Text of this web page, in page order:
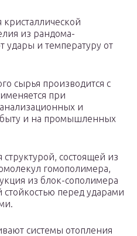
из рандома-
и температуру от
сырья производится с
при
и
и на промышленных
состоящей из
гомополимера,
из блок-сополимера
стойкостью перед ударами
системы отопления